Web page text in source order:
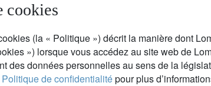
cookies
(la « Politique ») décrit la manière dont
») lorsque vous accédez au site web de
des données personnelles au sens de la
Politique de confidentialitépour plus